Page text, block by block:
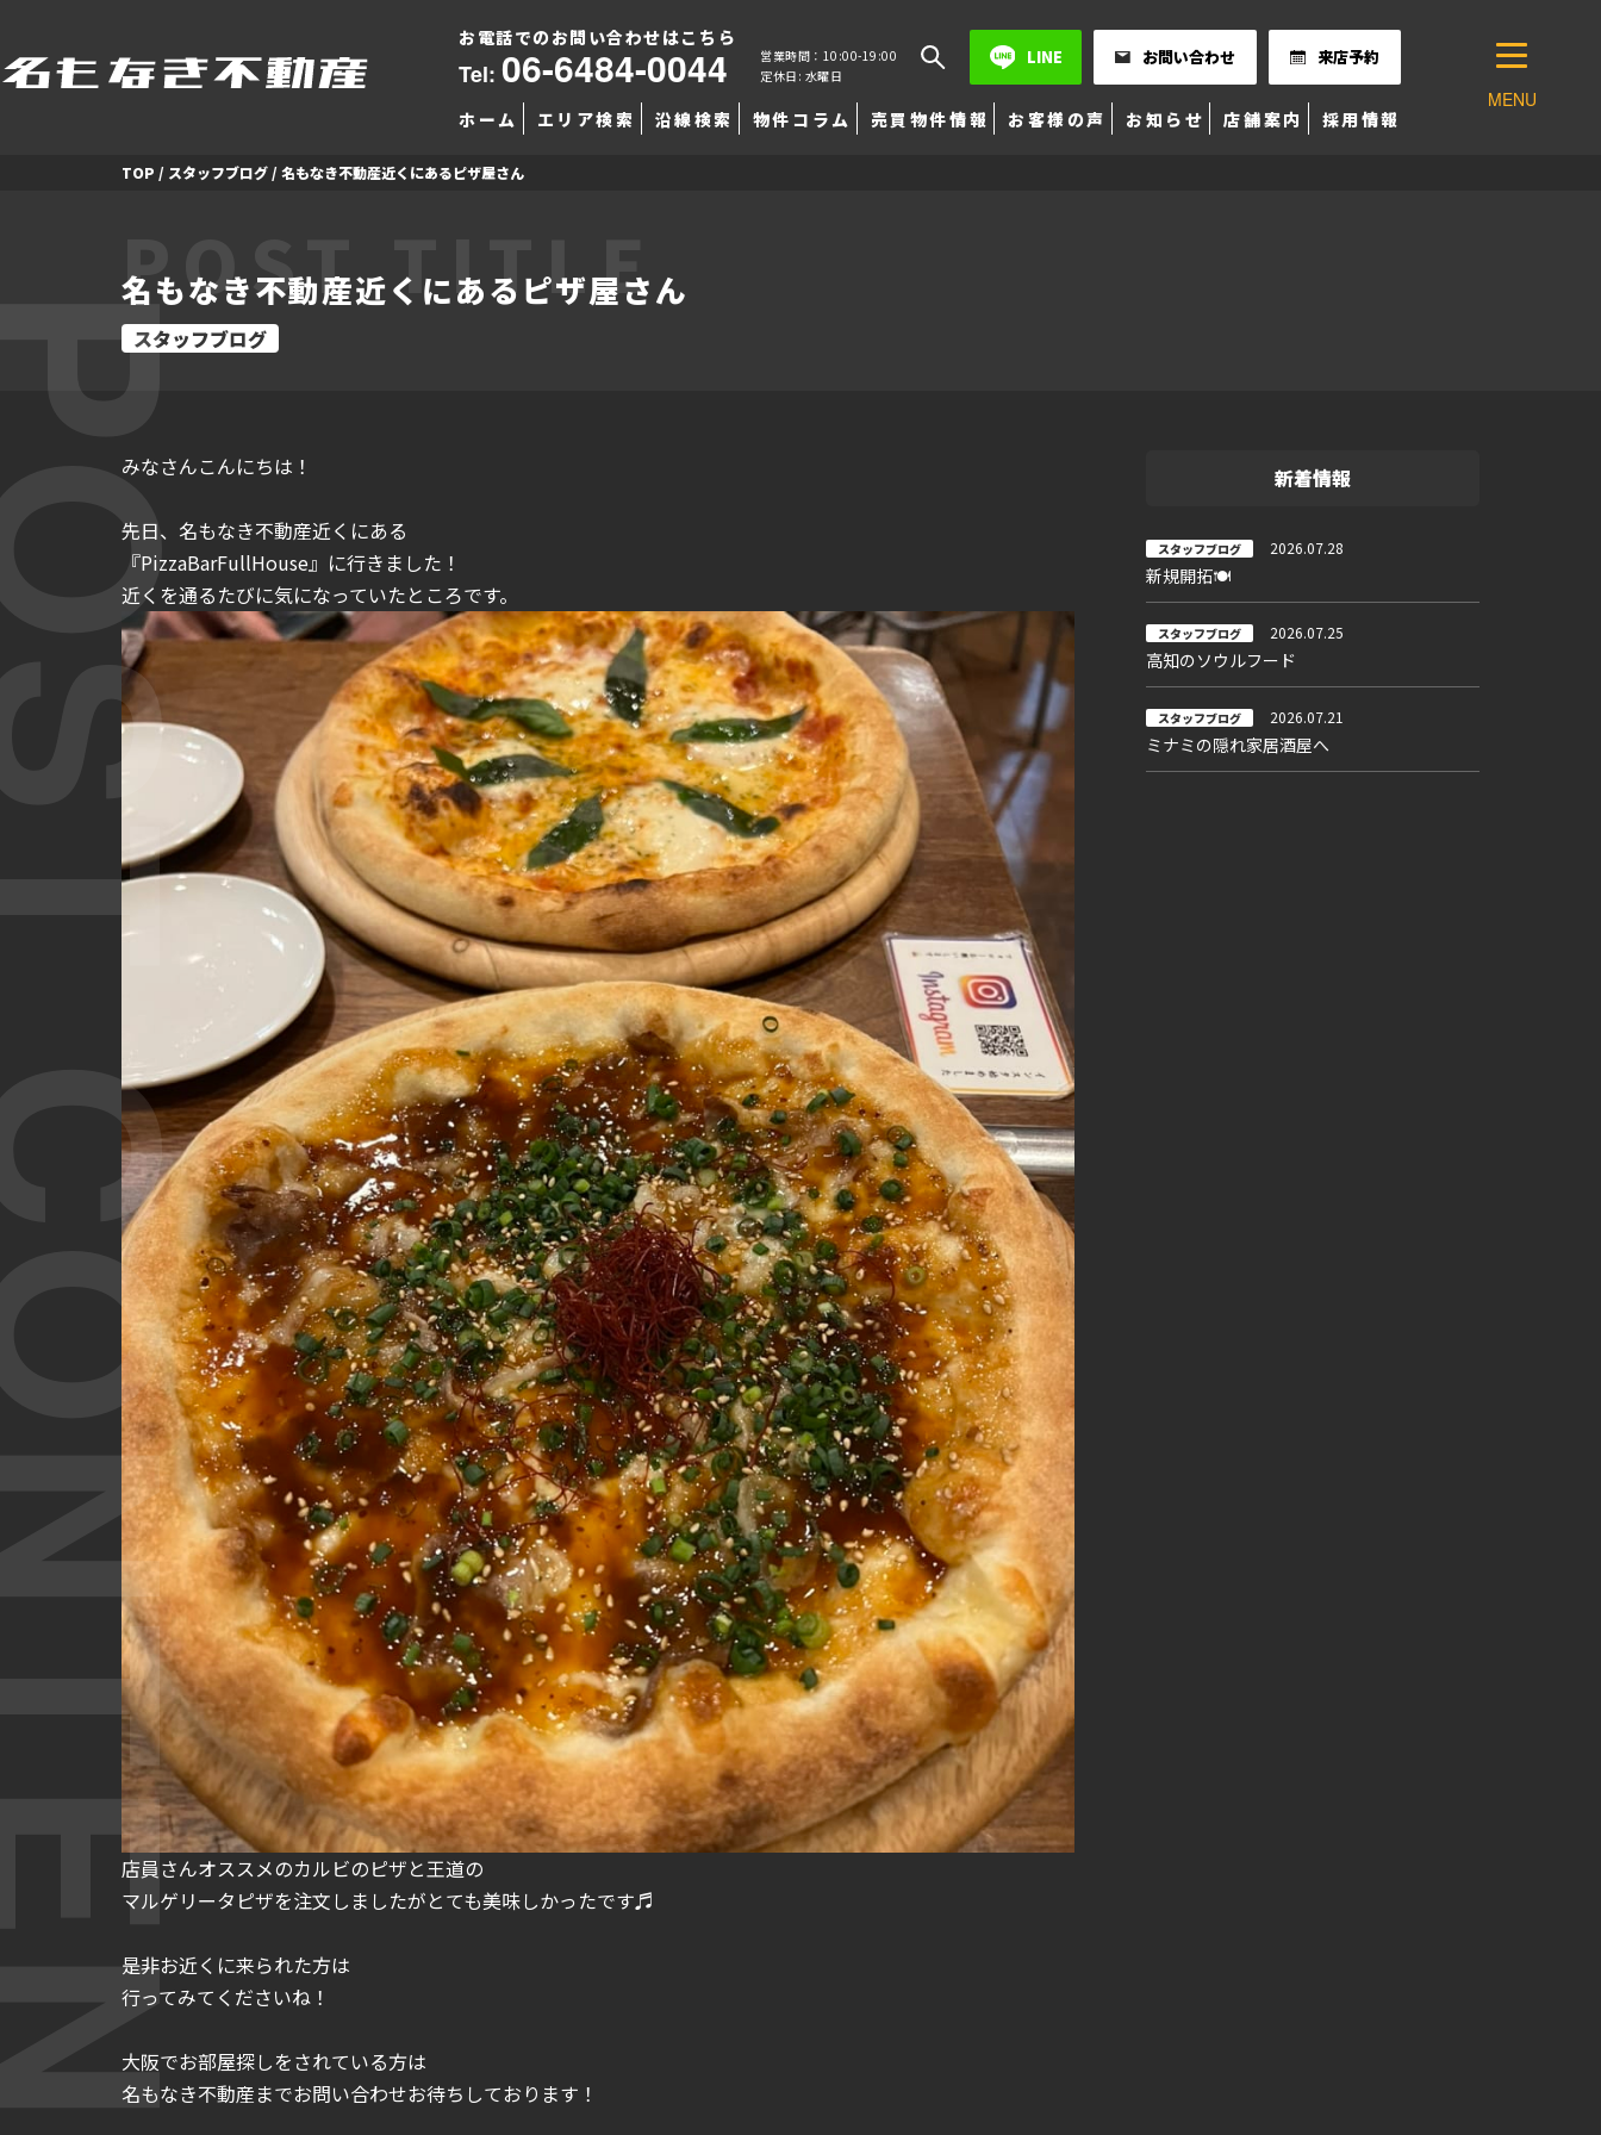
お電話でのお問い合わせはこちら
Tel: 06-6484-0044
営業時間：10:00-19:00
定休日: 水曜日
LINE お問い合わせ 来店予約
ホーム エリア検索 沿線検索 物件コラム 売買物件情報 お客様の声 お知らせ 店舗案内 採用情報
MENU
TOP / スタッフブログ / 名もなき不動産近くにあるピザ屋さん
POST TITLE
名もなき不動産近くにあるピザ屋さん
スタッフブログ
みなさんこんにちは！
先日、名もなき不動産近くにある
『PizzaBarFullHouse』に行きました！
近くを通るたびに気になっていたところです。
店員さんオススメのカルビのピザと王道の
マルゲリータピザを注文しましたがとても美味しかったです♬
是非お近くに来られた方は
行ってみてくださいね！
大阪でお部屋探しをされている方は
名もなき不動産までお問い合わせお待ちしております！
新着情報
スタッフブログ 2026.07.28
新規開拓🍽
スタッフブログ 2026.07.25
高知のソウルフード
スタッフブログ 2026.07.21
ミナミの隠れ家居酒屋へ